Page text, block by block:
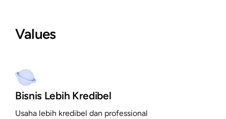
Values
Bisnis Lebih Kredibel
Usaha lebih kredibel dan professional